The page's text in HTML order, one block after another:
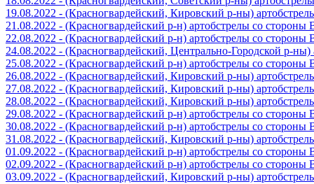
19.08.2022 - (Красногвардейский, Кировский р-ны)
21.08.2022 - (Красногвардейский р-н) артобстрелы со
22.08.2022 - (Красногвардейский р-н) артобстрелы со
24.08.2022 - (Красногвардейский, Центрально-Городской р-
25.08.2022 - (Красногвардейский р-н) артобстрелы со
26.08.2022 - (Красногвардейский, Кировский р-ны)
27.08.2022 - (Красногвардейский, Кировский р-ны)
28.08.2022 - (Красногвардейский, Кировский р-ны)
29.08.2022 - (Красногвардейский р-н) артобстрелы со
30.08.2022 - (Красногвардейский р-н) артобстрелы со
31.08.2022 - (Красногвардейский, Кировский р-ны)
01.09.2022 - (Красногвардейский р-н) артобстрелы со
02.09.2022 - (Красногвардейский р-н) артобстрелы со
03.09.2022 - (Красногвардейский, Кировский р-ны)